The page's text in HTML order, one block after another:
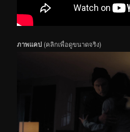
ภาพแคป (คลิกเพื่อดูขนาดจริง)